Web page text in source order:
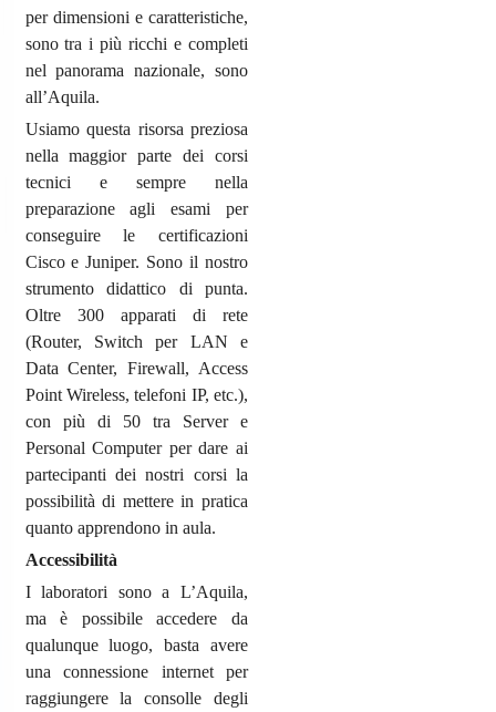
per dimensioni e caratteristiche,
sono tra i più ricchi e completi
nel panorama nazionale, sono
all’Aquila.
Usiamo questa risorsa preziosa
nella maggior parte dei corsi
tecnici e sempre nella
preparazione agli esami per
conseguire le certificazioni
Cisco e Juniper. Sono il nostro
strumento didattico di punta.
Oltre 300 apparati di rete
(Router, Switch per LAN e
Data Center, Firewall, Access
Point Wireless, telefoni IP, etc.),
con più di 50 tra Server e
Personal Computer per dare ai
partecipanti dei nostri corsi la
possibilità di mettere in pratica
quanto apprendono in aula.
Accessibilità
I laboratori sono a L’Aquila,
ma è possibile accedere da
qualunque luogo, basta avere
una connessione internet per
raggiungere la consolle degli